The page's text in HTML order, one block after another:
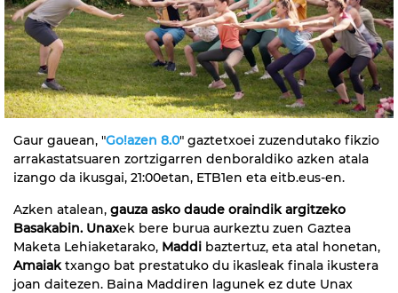
Gaur gauean, "Go!azen 8.0" gaztetxoei zuzendutako fikzio
arrakastatsuaren zortzigarren denboraldiko azken atala
izango da ikusgai, 21:00etan, ETB1en eta eitb.eus-en.
Azken atalean, gauza asko daude oraindik argitzeko
Basakabin. Unaxek bere burua aurkeztu zuen Gaztea
Maketa Lehiaketarako, Maddi baztertuz, eta atal honetan,
Amaiak txango bat prestatuko du ikasleak finala ikustera
joan daitezen. Baina Maddiren lagunek ez dute Unax